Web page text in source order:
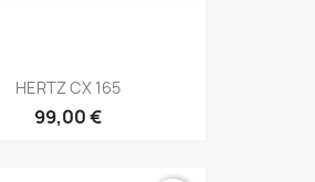
HERTZ CX 165
99,00 €